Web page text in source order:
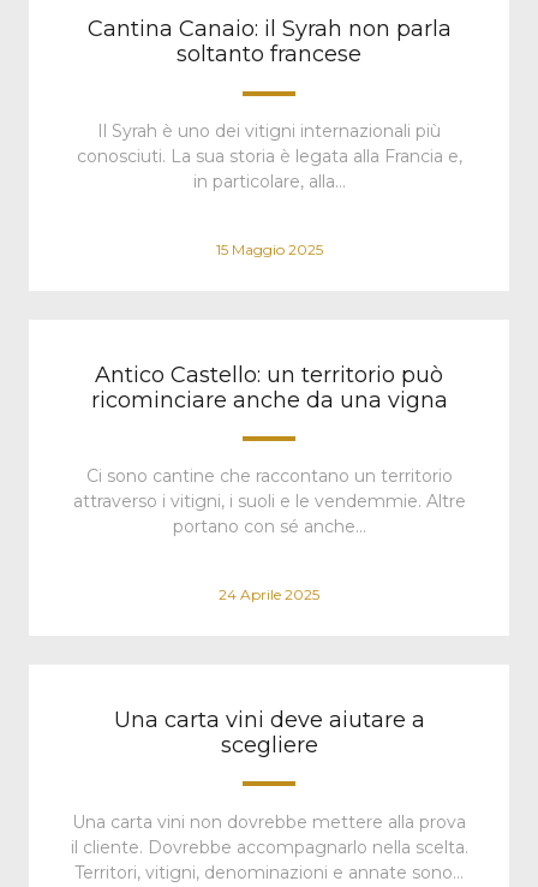
Cantina Canaio: il Syrah non parla
soltanto francese
Il Syrah è uno dei vitigni internazionali più
conosciuti. La sua storia è legata alla Francia e,
in particolare, alla…
15 Maggio 2025
Antico Castello: un territorio può
ricominciare anche da una vigna
Ci sono cantine che raccontano un territorio
attraverso i vitigni, i suoli e le vendemmie. Altre
portano con sé anche…
24 Aprile 2025
Una carta vini deve aiutare a
scegliere
Una carta vini non dovrebbe mettere alla prova
il cliente. Dovrebbe accompagnarlo nella scelta.
Territori, vitigni, denominazioni e annate sono…